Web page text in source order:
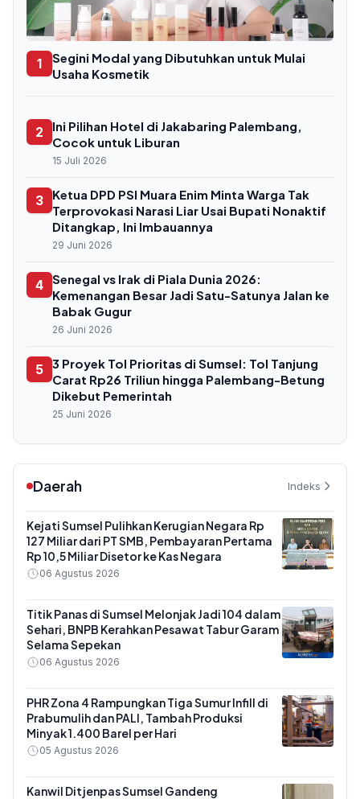
1
Segini Modal yang Dibutuhkan untuk Mulai
Usaha Kosmetik
2
Ini Pilihan Hotel di Jakabaring Palembang,
Cocok untuk Liburan
15 Juli 2026
3
Ketua DPD PSI Muara Enim Minta Warga Tak
Terprovokasi Narasi Liar Usai Bupati Nonaktif
Ditangkap, Ini Imbauannya
29 Juni 2026
4 Senegal vs Irak di Piala Dunia 2026:
Kemenangan Besar Jadi Satu-Satunya Jalan ke
Babak Gugur
26 Juni 2026
5 3 Proyek Tol Prioritas di Sumsel: Tol Tanjung
Carat Rp26 Triliun hingga Palembang-Betung
Dikebut Pemerintah
25 Juni 2026
Daerah Indeks
Kejati Sumsel Pulihkan Kerugian Negara Rp
127 Miliar dari PT SMB, Pembayaran Pertama
Rp 10,5 Miliar Disetor ke Kas Negara
06 Agustus 2026
Titik Panas di Sumsel Melonjak Jadi 104 dalam
Sehari, BNPB Kerahkan Pesawat Tabur Garam
Selama Sepekan
06 Agustus 2026
PHR Zona 4 Rampungkan Tiga Sumur Infill di
Prabumulih dan PALI, Tambah Produksi
Minyak 1.400 Barel per Hari
05 Agustus 2026
Kanwil Ditjenpas Sumsel Gandeng